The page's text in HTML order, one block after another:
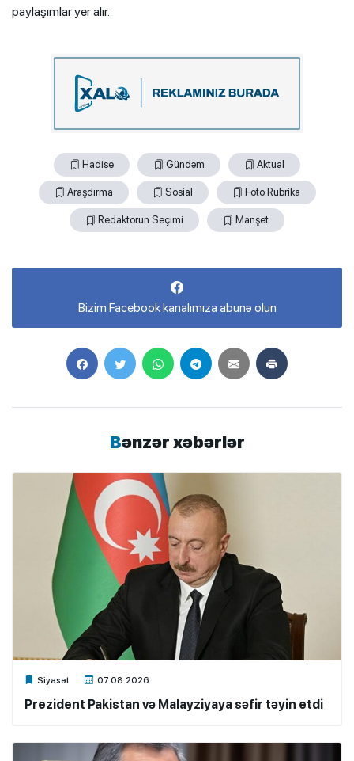
paylaşımlar yer alır.
Hadise Gündəm Aktual
Araşdırma Sosial Foto Rubrika
Redaktorun Seçimi Manşet
Bizim Facebook kanalımıza abunə olun
Bənzər xəbərlər
Siyasət 07.08.2026
Xalq.Online
Prezident Pakistan və Malayziyaya səfir təyin etdi